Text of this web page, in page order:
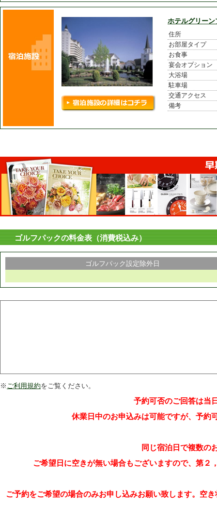
ホテルグリー
住所
お部屋タイプ
お食事
宴会オプション
大浴場
駐車場
交通アクセス
備考
ゴルフパックの料金表（消費税込み）
ゴルフパック設定除外日
※ ご利用規約をご覧ください。
予約可否のご回答は当
休業日中のお申込みは可能ですが、予約
同じ宿泊日で複数の
ご希望日に空きが無い場合もございますので、第
ご予約をご希望の場合のみお申し込みお願い致します。空